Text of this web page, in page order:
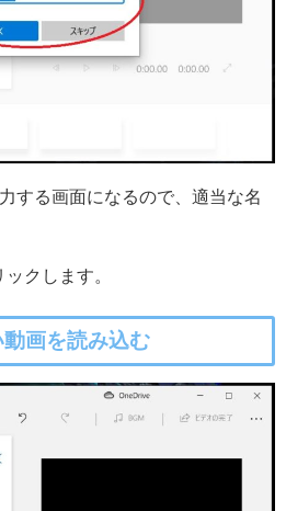
する画面になるので、適当な名
クします。
画を読み込む